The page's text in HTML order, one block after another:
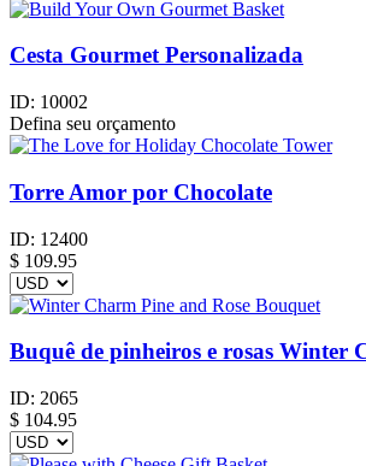
Cesta Gourmet Personalizada
ID: 10002
Defina seu orçamento
Torre Amor por Chocolate
ID: 12400
$ 109.95
Buquê de pinheiros e rosas Winter
ID: 2065
$ 104.95